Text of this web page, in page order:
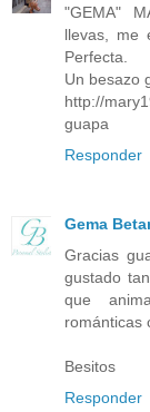
"GEMA"
llevas, me
Perfecta.
Un besazo
http://
guapa
Responder
Gema
Gracias
gustado
que
románticas
Besitos
Responder